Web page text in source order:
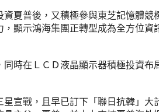
夏普後，又積極參與東芝記憶體競
顯示鴻海集團正轉型成為全方位資
時在ＬＣＤ液晶顯示器積極投資布
宣戰，且早已訂下「聯日抗韓」大